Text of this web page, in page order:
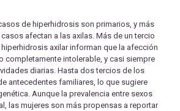
de hiperhidrosis son primarios, y más
afectan a las axilas. Más de un tercio
axilar informan que la afección
completamente intolerable, y casi siempre
diarias. Hasta dos tercios de los
antecedentes familiares, lo que sugiere
Aunque la prevalencia entre sexos
las mujeres son más propensas a reportar